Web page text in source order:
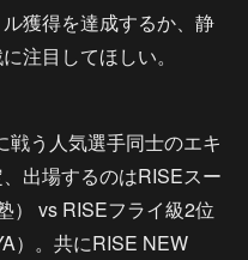
獲得を達成するか、静
注目してほしい。
う人気選手同士のエキ
出場するのはRISEスー
） vs RISEフライ級2位
）。共にRISE NEW